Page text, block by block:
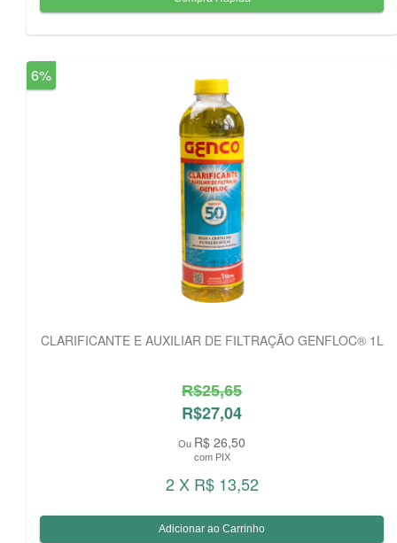
6%
CLARIFICANTE E AUXILIAR DE FILTRAÇÃO GENFLOC® 1L
R$25,65
R$27,04
Ou R$ 26,50
com PIX
2 X R$ 13,52